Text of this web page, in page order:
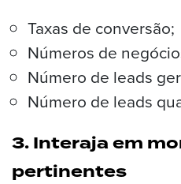
Taxas de conversão;
Números de
Número de leads
Número de leads
3. Interaja em
pertinentes